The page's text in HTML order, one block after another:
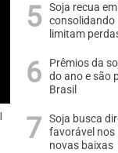
Soja recua
consolidando
limitam
Prêmios da
do ano e são
Brasil
Soja busca
favorável nos
novas baixas